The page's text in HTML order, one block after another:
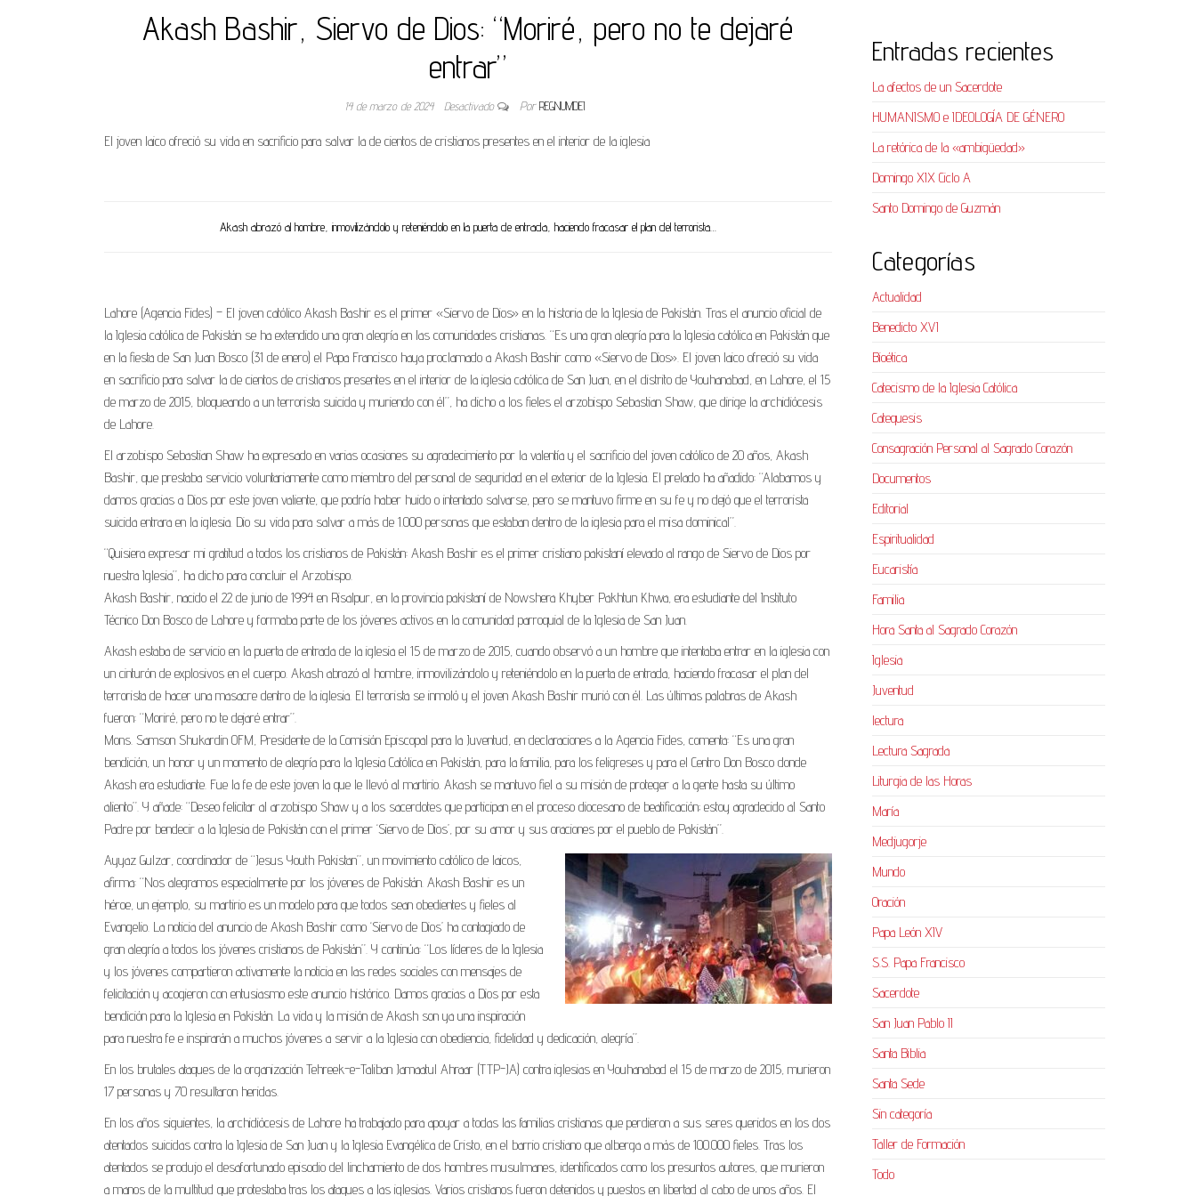
Akash Bashir, Siervo de Dios: “Moriré, pero no te dejaré
entrar”
14 de marzo de 2024 Desactivado Por REGNUMDEI
El joven laico ofreció su vida en sacrificio para salvar la de cientos de cristianos presentes en el interior de la iglesia
Akash abrazó al hombre, inmovilizándolo y reteniéndolo en la puerta de entrada, haciendo fracasar el plan del terrorista…
Lahore (Agencia Fides) – El joven católico Akash Bashir es el primer «Siervo de Dios» en la historia de la Iglesia de Pakistán. Tras el anuncio oficial de
la Iglesia católica de Pakistán se ha extendido una gran alegría en las comunidades cristianas. “Es una gran alegría para la Iglesia católica en Pakistán que
en la fiesta de San Juan Bosco (31 de enero) el Papa Francisco haya proclamado a Akash Bashir como «Siervo de Dios». El joven laico ofreció su vida
en sacrificio para salvar la de cientos de cristianos presentes en el interior de la iglesia católica de San Juan, en el distrito de Youhanabad, en Lahore, el 15
de marzo de 2015, bloqueando a un terrorista suicida y muriendo con él”, ha dicho a los fieles el arzobispo Sebastian Shaw, que dirige la archidiócesis
de Lahore.
El arzobispo Sebastian Shaw ha expresado en varias ocasiones su agradecimiento por la valentía y el sacrificio del joven católico de 20 años, Akash
Bashir, que prestaba servicio voluntariamente como miembro del personal de seguridad en el exterior de la Iglesia. El prelado ha añadido: “Alabamos y
damos gracias a Dios por este joven valiente, que podría haber huido o intentado salvarse, pero se mantuvo firme en su fe y no dejó que el terrorista
suicida entrara en la iglesia. Dio su vida para salvar a más de 1.000 personas que estaban dentro de la iglesia para el misa dominical”.
“Quisiera expresar mi gratitud a todos los cristianos de Pakistán: Akash Bashir es el primer cristiano pakistaní elevado al rango de Siervo de Dios por
nuestra Iglesia”, ha dicho para concluir el Arzobispo.
Akash Bashir, nacido el 22 de junio de 1994 en Risalpur, en la provincia pakistaní de Nowshera Khyber Pakhtun Khwa, era estudiante del Instituto
Técnico Don Bosco de Lahore y formaba parte de los jóvenes activos en la comunidad parroquial de la Iglesia de San Juan.
Akash estaba de servicio en la puerta de entrada de la iglesia el 15 de marzo de 2015, cuando observó a un hombre que intentaba entrar en la iglesia con
un cinturón de explosivos en el cuerpo. Akash abrazó al hombre, inmovilizándolo y reteniéndolo en la puerta de entrada, haciendo fracasar el plan del
terrorista de hacer una masacre dentro de la iglesia. El terrorista se inmoló y el joven Akash Bashir murió con él. Las últimas palabras de Akash
fueron: “Moriré, pero no te dejaré entrar”.
Mons. Samson Shukardin OFM, Presidente de la Comisión Episcopal para la Juventud, en declaraciones a la Agencia Fides, comenta: “Es una gran
bendición, un honor y un momento de alegría para la Iglesia Católica en Pakistán, para la familia, para los feligreses y para el Centro Don Bosco donde
Akash era estudiante. Fue la fe de este joven la que le llevó al martirio. Akash se mantuvo fiel a su misión de proteger a la gente hasta su último
aliento”. Y añade: “Deseo felicitar al arzobispo Shaw y a los sacerdotes que participan en el proceso diocesano de beatificación; estoy agradecido al Santo
Padre por bendecir a la Iglesia de Pakistán con el primer ‘Siervo de Dios’, por su amor y sus oraciones por el pueblo de Pakistán”.
Ayyaz Gulzar, coordinador de “Jesus Youth Pakistan”, un movimiento católico de laicos,
afirma: “Nos alegramos especialmente por los jóvenes de Pakistán. Akash Bashir es un
héroe, un ejemplo, su martirio es un modelo para que todos sean obedientes y fieles al
Evangelio. La noticia del anuncio de Akash Bashir como ‘Siervo de Dios’ ha contagiado de
gran alegría a todos los jóvenes cristianos de Pakistán”. Y continúa: “Los líderes de la Iglesia
y los jóvenes compartieron activamente la noticia en las redes sociales con mensajes de
felicitación y acogieron con entusiasmo este anuncio histórico. Damos gracias a Dios por esta
bendición para la Iglesia en Pakistán. La vida y la misión de Akash son ya una inspiración
para nuestra fe e inspirarán a muchos jóvenes a servir a la Iglesia con obediencia, fidelidad y dedicación, alegría”.
En los brutales ataques de la organización Tehreek-e-Taliban Jamaatul Ahraar (TTP-JA) contra iglesias en Youhanabad el 15 de marzo de 2015, murieron
17 personas y 70 resultaron heridas.
En los años siguientes, la archidiócesis de Lahore ha trabajado para apoyar a todas las familias cristianas que perdieron a sus seres queridos en los dos
atentados suicidas contra la Iglesia de San Juan y la Iglesia Evangélica de Cristo, en el barrio cristiano que alberga a más de 100.000 fieles. Tras los
atentados se produjo el desafortunado episodio del linchamiento de dos hombres musulmanes, identificados como los presuntos autores, que murieron
a manos de la multitud que protestaba tras los ataques a las iglesias. Varios cristianos fueron detenidos y puestos en libertad al cabo de unos años. El
Entradas recientes
La afectos de un Sacerdote
HUMANISMO e IDEOLOGÍA DE GÉNERO
La retórica de la «ambigüedad»
Domingo XIX Ciclo A
Santo Domingo de Guzmán
Categorías
Actualidad
Benedicto XVI
Bioética
Catecismo de la Iglesia Católica
Catequesis
Consagración Personal al Sagrado Corazón
Documentos
Editorial
Espiritualidad
Eucaristía
Familia
Hora Santa al Sagrado Corazón
Iglesia
Juventud
lectura
Lectura Sagrada
Liturgia de las Horas
María
Medjugorje
Mundo
Oración
Papa León XIV
S.S. Papa Francisco
Sacerdote
San Juan Pablo II
Santa Biblia
Santa Sede
Sin categoría
Taller de Formación
Todo